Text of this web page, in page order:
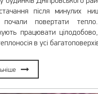
після минулих
почали повертати
працювати
в усі